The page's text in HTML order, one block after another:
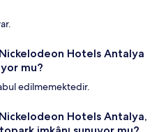
Hotels Antalya
mu?
edilmemektedir.
Hotels Antalya,